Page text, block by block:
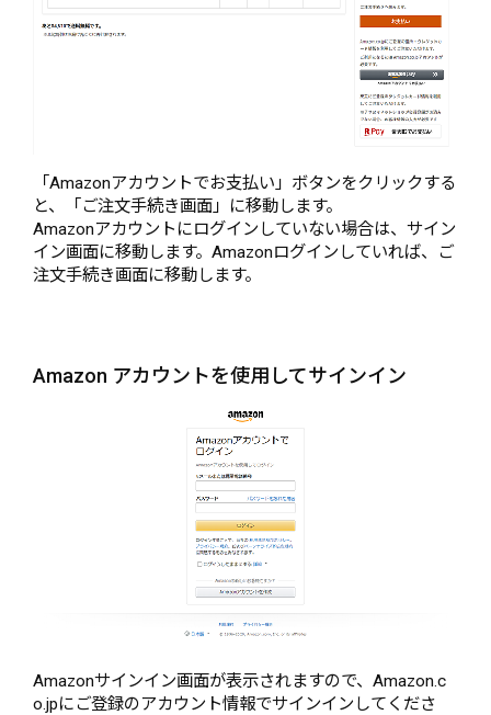
「Amazonアカウントでお支払い」ボタンをクリックする
と、「ご注文手続き画面」に移動します。
Amazonアカウントにログインしていない場合は、サイン
イン画面に移動します。Amazonログインしていれば、ご
注文手続き画面に移動します。
Amazon アカウントを使用してサインイン
Amazonサインイン画面が表示されますので、Amazon.c
o.jpにご登録のアカウント情報でサインインしてくださ